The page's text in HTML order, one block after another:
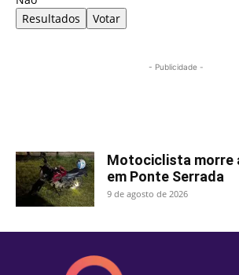
Resultados
Votar
- Publicidade -
Motociclista morre
em Ponte Serrada
9 de agosto de 2026